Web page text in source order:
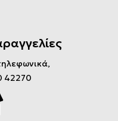
42270